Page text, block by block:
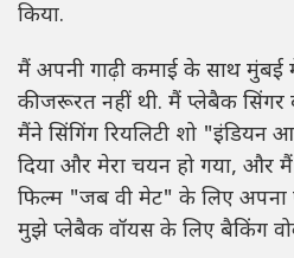
किया.
मैं अपनी गाढ़ी कमाई के साथ
की जरूरत नहीं थी. मैं प्लेबैक
मैंने सिंगिंग रियलिटी शो
दिया और मेरा चयन हो गया, और
फिल्म "जब वी मेट" के लिए अपना
मुझे प्लेबैक वॉयस के लिए बैकिंग